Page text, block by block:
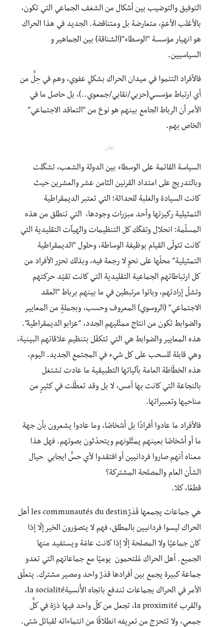
التوفيق والتوضيب بين أشكال من الشغف الجماعي التي تكون،
بالأغلب الأعمّ، متعارضة بل ومتناقضة. الجديد في هذا الحراك
هو انهيار مؤسسة “الوسطاء”(الشناقة) بين الجماهير و
السياسيين.
فالأفراد التئموا في ميدان الحراك بشكلٍ عفوي، وهم في حِلٍّ من
أي ارتباط مؤسسي(حزبي/نقابي/جمعوي..)، بل حاصل ما في
الأمر أن الرباط الجامع بينهم هو نوع من “التعاقد الاجتماعي”
الخاص بهم.
إعلان
السياسة القائمة على الوسطاء بين الدولة والشعب، تشكّلت
وبالتدريج على امتداد القرنين الثامن عشر والعشرين حيث
كانت السيادة والغلبة للحداثة؛ التي تعتبر الديمقراطية
التمثيلية ركيزتها وأحد مبرّرات وجودها، التي تنطلق من هذه
المسلّمة: انحلال وتفكّك كل التنظيمات والهيآت التقليدية التي
كانت تتولّى القيام بوظيفة الوساطة، وحلول “الديمقراطية
التمثيلية” محلّها على نحوٍ لا رجعة فيه، وبذلك تحرّر الأفراد من
كل ارتباطاتهم الجماعية التقليدية التي كانت تقيّد حركتهم
وتشلّ إرادتهم، وباتوا مرتبطين في ما بينهم برباط “العقد
الاجتماعي” (الروسوي) المعروف وحسب، وبجملةٍ من المعايير
والضوابط تكون من انتاج ممثّليهم الجدد، “عرّابو الديمقراطية”.
هذه المعايير والضوابط هي التي تتكفّل بتنظيم علاقاتهم البينية،
وهي قابلة للسحب على كل شيء في المجتمع الجديد. اليوم،
هذه الخطّاطة العامة بآلياتها التطبيقية ما عادت تشتغل
بالنجاعة التي كانت بها أمس، لا بل وقد تعطّلت في كثيرٍ من
مناحيها وتعبيراتها.
فالأفراد ما عادوا أفرادًا بل أشخاصًا، وما عادوا يشعرون بأن جهة
ما أو أشخاصًا بعينهم يمثّلونهم ويتحدّثون بصوتهم. فهل هذا
معناه أنهم صاروا فردانيين أو افتقدوا لأي حسٍّ ايجابي حيال
الشأن العام والمصلحة المشتركة؟
قطعًا، كلا.
هي جماعات يجمعها قَدَرٌles communautés du destin أهل
الحراك ليسوا فردانيين بالمطلق، فهم لا يتصوّرون الخير إلّا إذا
كان جماعيًا ولا المصلحة إلّا إذا كانت عامّة ويستفيد منها
الجميع. أهل الحراك مُلتحمون يوميًا مع جماعاتهم التي تغدو
جماعة كبيرة يجمع بين أفرادها قدَرٌ واحد ومصير مشترك. يتعلّق
الأمر في الحراك بجماعات تندفع باتجاه الأُنسيةla socialité،
والقرب la proximité، تجعل من كلّ واحد فيها ذرّة في كلٍّ
جمعي، ولا تتحرّج من تعريفه انطلاقًا من انتماءاته لقبائل شتى.